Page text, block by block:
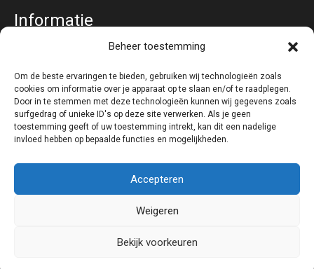
Beheer toestemming
Om de beste ervaringen te bieden, gebruiken wij technologieën zoals
cookies om informatie over je apparaat op te slaan en/of te raadplegen.
Door in te stemmen met deze technologieën kunnen wij gegevens zoals
surfgedrag of unieke ID's op deze site verwerken. Als je geen
toestemming geeft of uw toestemming intrekt, kan dit een nadelige
invloed hebben op bepaalde functies en mogelijkheden.
Accepteren
Weigeren
Bekijk voorkeuren
Informatie
Gevel – en Dakbeplating
Volg ons op
Webconcepts